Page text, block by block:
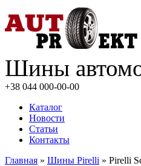
Шины
+38 044 000-00-00
Каталог
Новости
Статьи
Контакты
Главная » Шины Pirelli » Pirelli